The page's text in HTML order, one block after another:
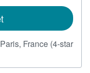
Paris, France (4-star